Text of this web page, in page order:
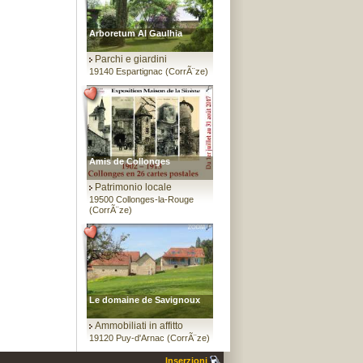
Arboretum Al Gaulhia
Parchi e giardini
19140 Espartignac (CorrÃ¨ze)
Amis de Collonges
Patrimonio locale
19500 Collonges-la-Rouge
(CorrÃ¨ze)
Le domaine de Savignoux
Ammobiliati in affitto
19120 Puy-d'Arnac (CorrÃ¨ze)
Inserzioni